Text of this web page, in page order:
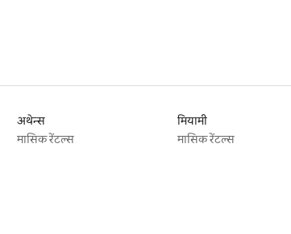
अथेन्स
मासिक रेंटल्स
मियामी
मासिक रेंटल्स